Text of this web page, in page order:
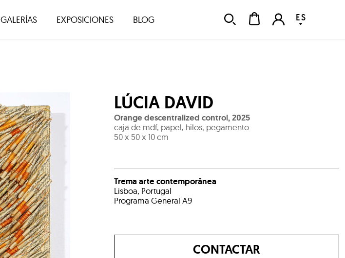
GALERÍAS EXPOSICIONES BLOG ES
LÚCIA DAVID
Orange descentralized control,2025
caja de mdf, papel, hilos, pegamento
50 x 50 x 10 cm
Trema arte contemporânea
Lisboa, Portugal
Programa General A9
CONTACTAR